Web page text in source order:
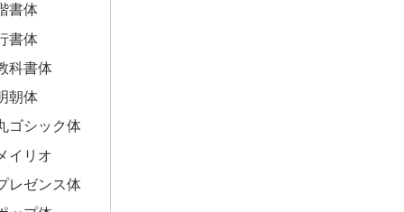
書体
書体
科書体
朝体
ゴシック体
イリオ
レゼンス体